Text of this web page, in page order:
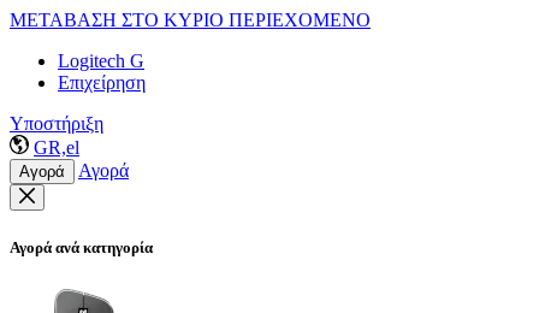
ΜΕΤΑΒΑΣΗ ΣΤΟ ΚΥΡΙΟ ΠΕΡΙΕΧΟΜΕΝΟ
Logitech G
Επιχείρηση
Υποστήριξη
GR,el
Αγορά Αγορά
Αγορά ανά κατηγορία